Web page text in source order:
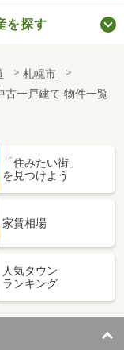
を探す
札幌市
古一戸建て 物件一覧
「住みたい街」
を見つけよう
家賃相場
人気タウン
ランキング